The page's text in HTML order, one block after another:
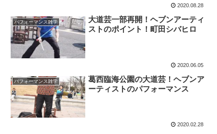
2020.08.28
パフォーマンス雑学
大道芸一部再開！ヘブンアーティ
ストのポイント！町田シバヒロ
2020.06.05
パフォーマンス雑学
葛西臨海公園の大道芸！ヘブンア
ーティストのパフォーマンス
2020.02.28